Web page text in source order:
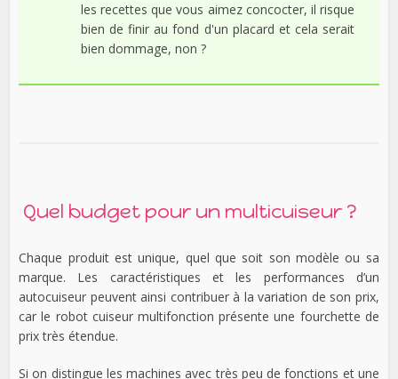
les recettes que vous aimez concocter, il risque
bien de finir au fond d'un placard et cela serait
bien dommage, non ?
Quel budget pour un multicuiseur ?
Chaque produit est unique, quel que soit son modèle ou sa
marque. Les caractéristiques et les performances d’un
autocuiseur peuvent ainsi contribuer à la variation de son prix,
car le robot cuiseur multifonction présente une fourchette de
prix très étendue.
Si on distingue les machines avec très peu de fonctions et une